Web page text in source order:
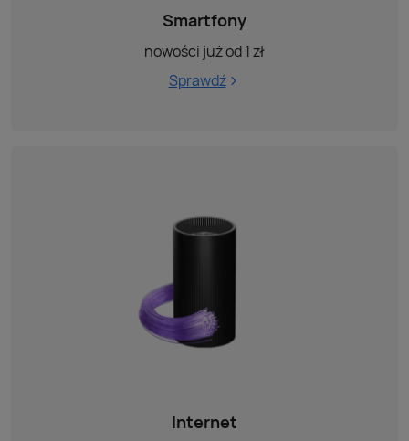
Smartfony
nowości już od 1 zł
Sprawdź
Internet